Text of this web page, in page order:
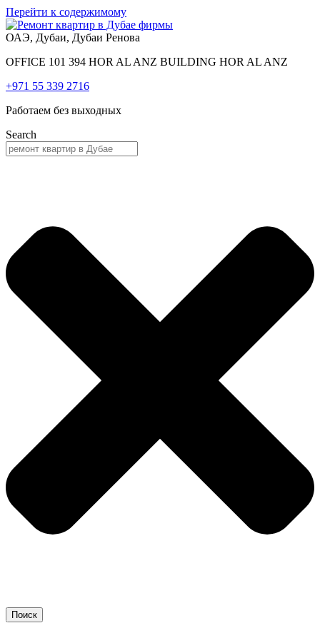
Перейти к содержимому
ОАЭ, Дубаи, Дубаи Ренова
OFFICE 101 394 HOR AL ANZ BUILDING HOR AL ANZ
+971 55 339 2716
Работаем без выходных
Search
Поиск